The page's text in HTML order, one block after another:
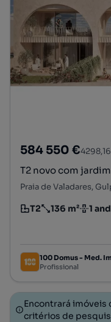
584 550 €
T2 novo com
Tipologia
T2
Preço por metro
136 m²
Andar 1
100 Domus - Med.
Profissional
Encontrará imóveis
critérios de